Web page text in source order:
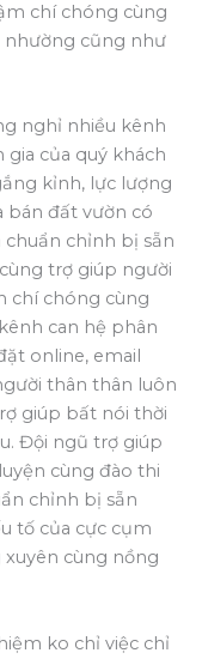
chí chóng cùng
nhường cũng như
nghỉ nhiều kênh
của quý khách
kỉnh, lực lượng
bán đất vườn có
chỉnh bị sẵn
trợ giúp người
chí chóng cùng
can hệ phân
online, email
thân thân luôn
giúp bất nói thời
Đội ngũ trợ giúp
cùng đào thi
chỉnh bị sẵn
tố của cực cụm
cùng nồng
ko chỉ việc chỉ